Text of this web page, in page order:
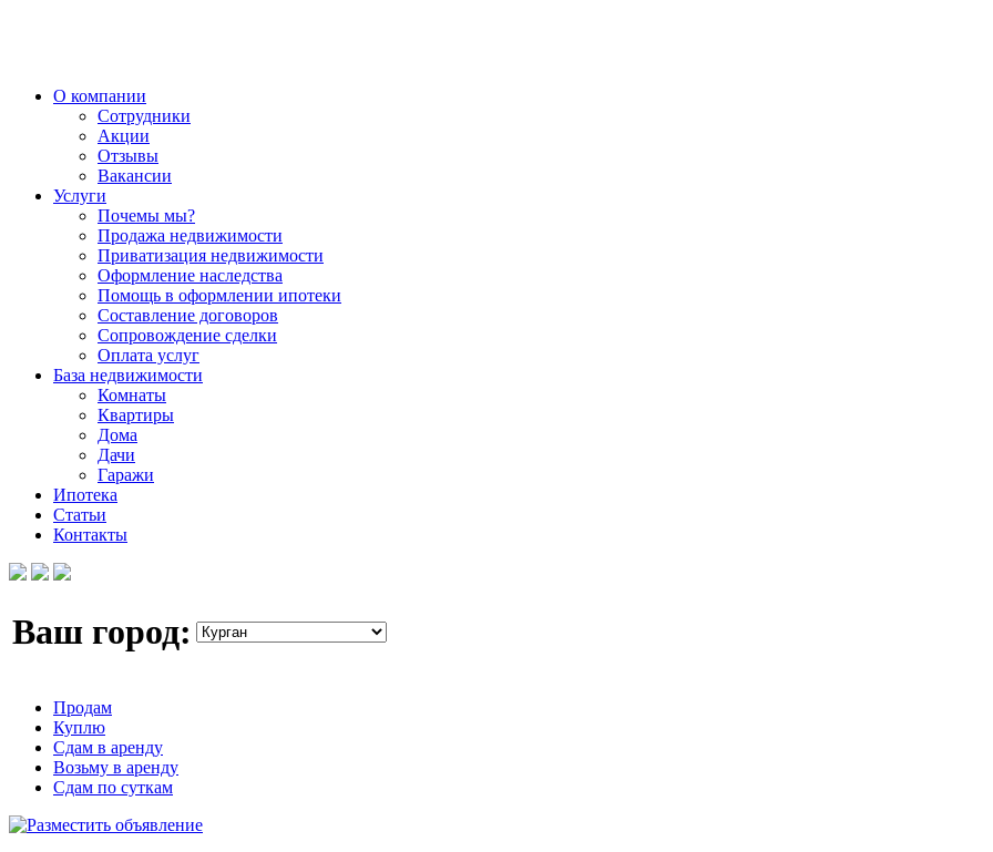
О компании
Сотрудники
Акции
Отзывы
Вакансии
Услуги
Почемы мы?
Продажа недвижимости
Приватизация недвижимости
Оформление наследства
Помощь в оформлении ипотеки
Составление договоров
Сопровождение сделки
Оплата услуг
База недвижимости
Комнаты
Квартиры
Дома
Дачи
Гаражи
Ипотека
Статьи
Контакты
Ваш город:
Продам
Куплю
Сдам в аренду
Возьму в аренду
Сдам по суткам